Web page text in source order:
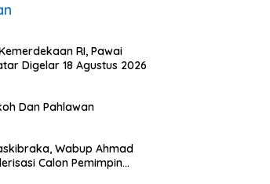
RI, Pawai
Digelar 18 Agustus 2026
Dan Pahlawan
Wabup Ahmad
Calon Pemimpin